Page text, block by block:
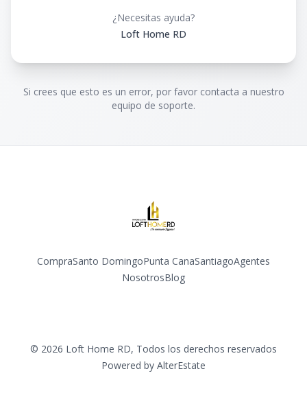
¿Necesitas ayuda?
Loft Home RD
Si crees que esto es un error, por favor contacta a nuestro
equipo de soporte.
CompraSanto DomingoPunta CanaSantiagoAgentes
NosotrosBlog
© 2026 Loft Home RD, Todos los derechos reservados
Powered by AlterEstate